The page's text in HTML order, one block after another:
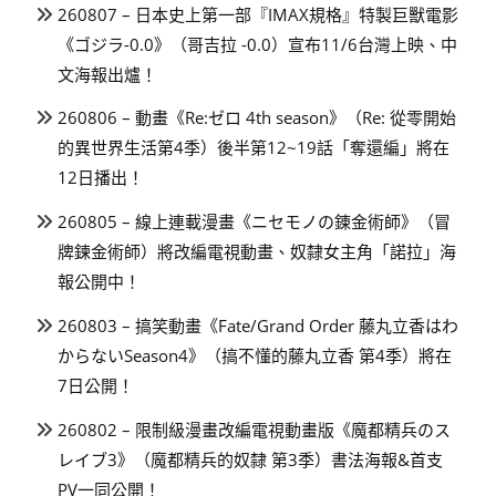
260807 – 日本史上第一部『IMAX規格』特製巨獸電影
《ゴジラ-0.0》（哥吉拉 -0.0）宣布11/6台灣上映、中
文海報出爐！
260806 – 動畫《Re:ゼロ 4th season》（Re: 從零開始
的異世界生活第4季）後半第12~19話「奪還編」將在
12日播出！
260805 – 線上連載漫畫《ニセモノの錬金術師》（冒
牌鍊金術師）將改編電視動畫、奴隸女主角「諾拉」海
報公開中！
260803 – 搞笑動畫《Fate/Grand Order 藤丸立香はわ
からないSeason4》（搞不懂的藤丸立香 第4季）將在
7日公開！
260802 – 限制級漫畫改編電視動畫版《魔都精兵のス
レイブ3》（魔都精兵的奴隸 第3季）書法海報&首支
PV一同公開！